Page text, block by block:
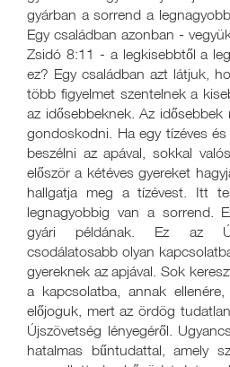
gyárban a sorrend a
Egy családban azonban -
Zsidó 8:11 - a legkisebbtől a
ez? Egy családban azt látjuk,
több figyelmet szentelnek a
az idősebbeknek. Az
gondoskodni. Ha egy tízéves
beszélni az apával, sokkal
először a kétéves gyereket
hallgatja meg a tízévest. Itt
legnagyobbig van a sorrend.
gyári példának. Ez az
csodálatosabb olyan
gyereknek az apjával. Sok
a kapcsolatba, annak
előjoguk, mert az ördög
Újszövetség lényegéről.
hatalmas bűntudattal, amely